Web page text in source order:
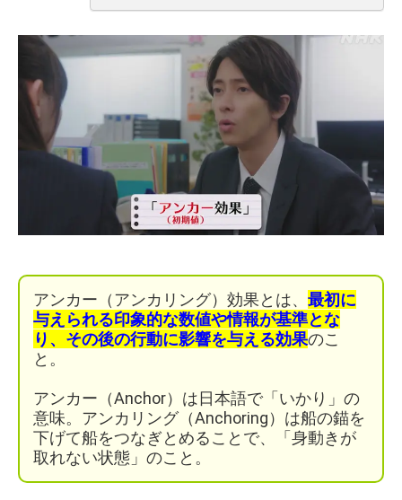
アンカー（アンカリング）効果とは、 最初に
与えられる印象的な数値や情報が基準とな
り、その後の行動に影響を与える効果のこ
と。
アンカー（Anchor）は日本語で「いかり」の
意味。アンカリング（Anchoring）は船の錨を
下げて船をつなぎとめることで、「身動きが
取れない状態」のこと。